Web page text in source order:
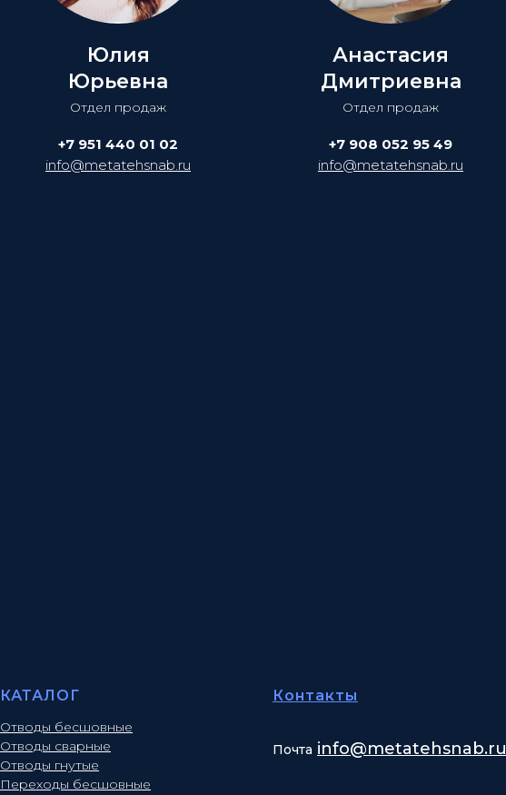
Юлия
Юрьевна
Отдел продаж
+7 951 440 01 02
info@metatehsnab.ru
Анастасия
Дмитриевна
Отдел продаж
+7 908 052 95 49
info@metatehsnab.ru
КАТАЛОГ
Отводы бесшовные
Отводы сварные
Отводы гнутые
Переходы бесшовные
Контакты
Почта info@metatehsnab.ru